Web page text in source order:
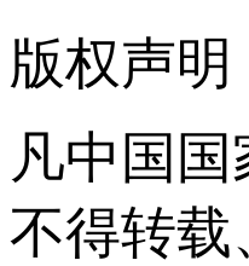
版权声明
凡中国
不得转载